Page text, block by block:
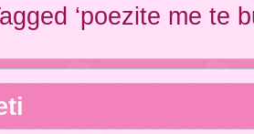
‘poezite me te